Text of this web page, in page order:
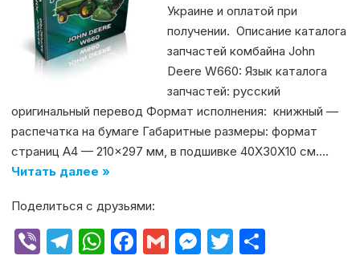
Украине и оплатой при
получении. Описание каталога
запчастей комбайна John
Deere W660: Язык каталога
запчастей: русский
оригинальный перевод Формат исполнения: книжный —
распечатка на бумаге Габаритные размеры: формат
страниц А4 — 210×297 мм, в подшивке 40Х30Х10 см.…
Читать далее »
Поделиться с друзьями:
V
T
W F
G
M T